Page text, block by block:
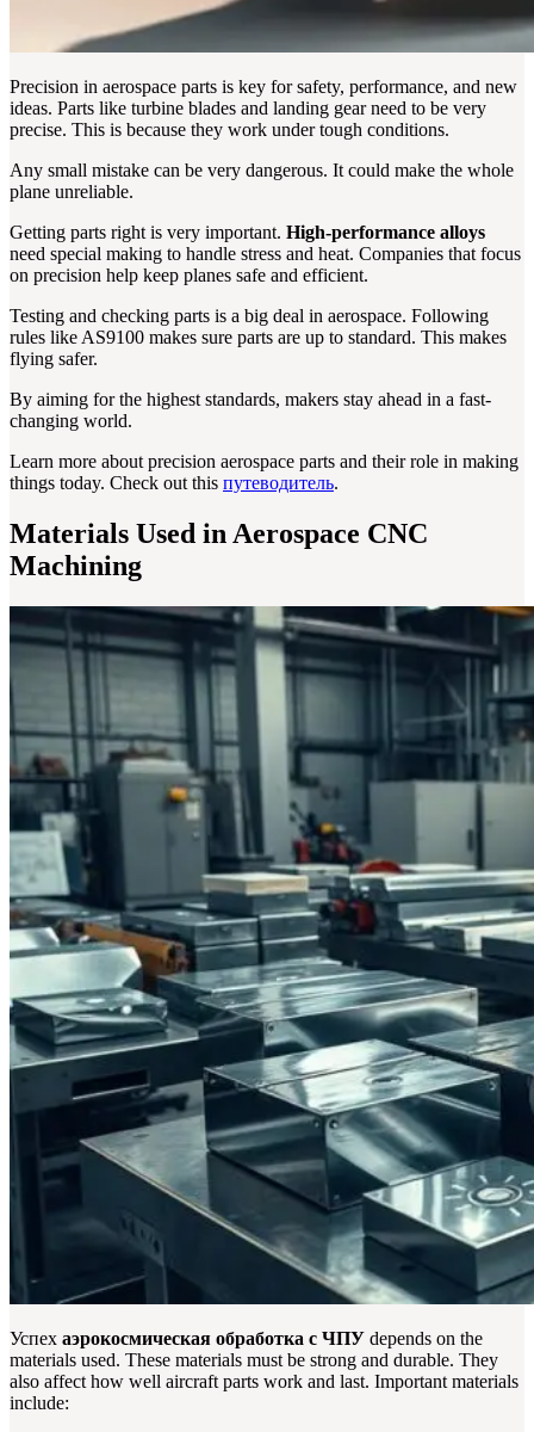
Precision in aerospace parts is key for safety, performance, and new
ideas. Parts like turbine blades and landing gear need to be very
precise. This is because they work under tough conditions.
Any small mistake can be very dangerous. It could make the whole
plane unreliable.
Getting parts right is very important. High-performance alloys
need special making to handle stress and heat. Companies that focus
on precision help keep planes safe and efficient.
Testing and checking parts is a big deal in aerospace. Following
rules like AS9100 makes sure parts are up to standard. This makes
flying safer.
By aiming for the highest standards, makers stay ahead in a fast-
changing world.
Learn more about precision aerospace parts and their role in making
things today. Check out this путеводитель.
Materials Used in Aerospace CNC
Machining
Успех аэрокосмическая обработка с ЧПУ depends on the
materials used. These materials must be strong and durable. They
also affect how well aircraft parts work and last. Important materials
include: